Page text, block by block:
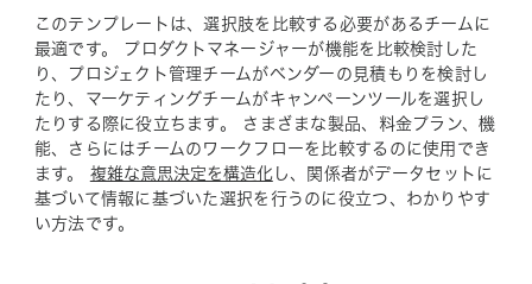
このテンプレートは、選択肢を比較する必要があるチームに
最適です。 プロダクトマネージャーが機能を比較検討した
り、プロジェクト管理チームがベンダーの見積もりを検討し
たり、マーケティングチームがキャンペーンツールを選択し
たりする際に役立ちます。 さまざまな製品、料金プラン、機
能、さらにはチームのワークフローを比較するのに使用でき
ます。 複雑な意思決定を構造化し、関係者がデータセットに
基づいて情報に基づいた選択を行うのに役立つ、わかりやす
い方法です。